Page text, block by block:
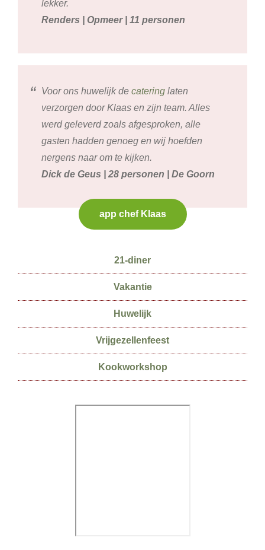
lekker.
Renders | Opmeer | 11 personen
Voor ons huwelijk de catering laten
verzorgen door Klaas en zijn team. Alles
werd geleverd zoals afgesproken, alle
gasten hadden genoeg en wij hoefden
nergens naar om te kijken.
Dick de Geus | 28 personen | De Goorn
app chef Klaas
21-diner
Vakantie
Huwelijk
Vrijgezellenfeest
Kookworkshop